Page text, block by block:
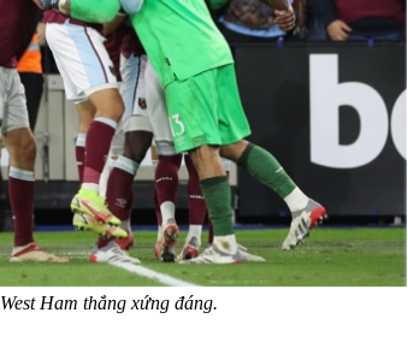
West Ham thắng xứng đáng.